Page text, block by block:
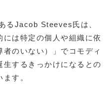
るJacob Steeves氏は、
は特定の個人や組織に依
のいない）」でコモディ
するきっかけになるとの
す。